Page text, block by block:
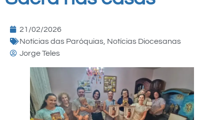
21/02/2026
Notícias das Paróquias Notícias Diocesanas
Jorge Teles